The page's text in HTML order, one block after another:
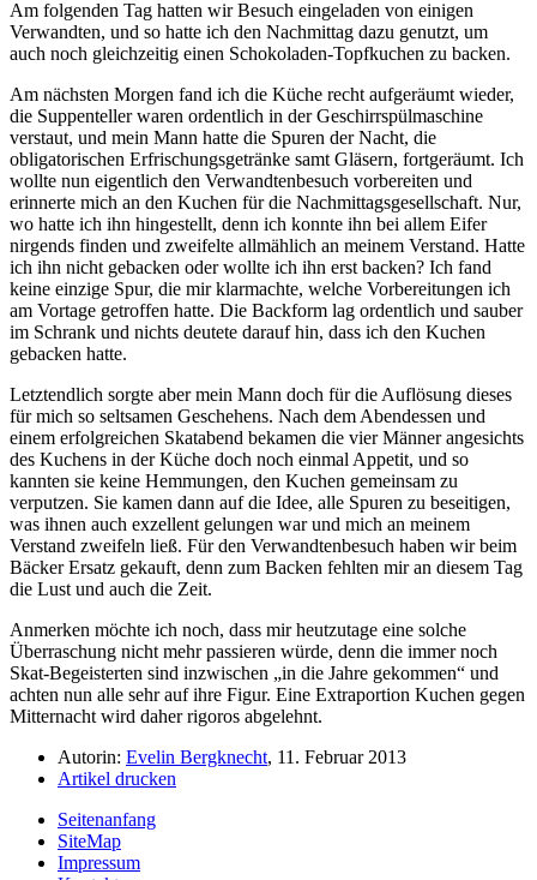
Am folgenden Tag hatten wir Besuch eingeladen von einigen
Verwandten, und so hatte ich den Nachmittag dazu genutzt, um
auch noch gleichzeitig einen Schokoladen-Topfkuchen zu backen.
Am nächsten Morgen fand ich die Küche recht aufgeräumt wieder,
die Suppenteller waren ordentlich in der Geschirrspülmaschine
verstaut, und mein Mann hatte die Spuren der Nacht, die
obligatorischen Erfrischungsgetränke samt Gläsern, fortgeräumt. Ich
wollte nun eigentlich den Verwandtenbesuch vorbereiten und
erinnerte mich an den Kuchen für die Nachmittagsgesellschaft. Nur,
wo hatte ich ihn hingestellt, denn ich konnte ihn bei allem Eifer
nirgends finden und zweifelte allmählich an meinem Verstand. Hatte
ich ihn nicht gebacken oder wollte ich ihn erst backen? Ich fand
keine einzige Spur, die mir klarmachte, welche Vorbereitungen ich
am Vortage getroffen hatte. Die Backform lag ordentlich und sauber
im Schrank und nichts deutete darauf hin, dass ich den Kuchen
gebacken hatte.
Letztendlich sorgte aber mein Mann doch für die Auflösung dieses
für mich so seltsamen Geschehens. Nach dem Abendessen und
einem erfolgreichen Skatabend bekamen die vier Männer angesichts
des Kuchens in der Küche doch noch einmal Appetit, und so
kannten sie keine Hemmungen, den Kuchen gemeinsam zu
verputzen. Sie kamen dann auf die Idee, alle Spuren zu beseitigen,
was ihnen auch exzellent gelungen war und mich an meinem
Verstand zweifeln ließ. Für den Verwandtenbesuch haben wir beim
Bäcker Ersatz gekauft, denn zum Backen fehlten mir an diesem Tag
die Lust und auch die Zeit.
Anmerken möchte ich noch, dass mir heutzutage eine solche
Überraschung nicht mehr passieren würde, denn die immer noch
Skat-Begeisterten sind inzwischen
in die Jahre gekommen
und
achten nun alle sehr auf ihre Figur. Eine Extraportion Kuchen gegen
Mitternacht wird daher rigoros abgelehnt.
Autorin: Evelin Bergknecht, 11. Februar 2013
Artikel drucken
Seitenanfang
SiteMap
Impressum